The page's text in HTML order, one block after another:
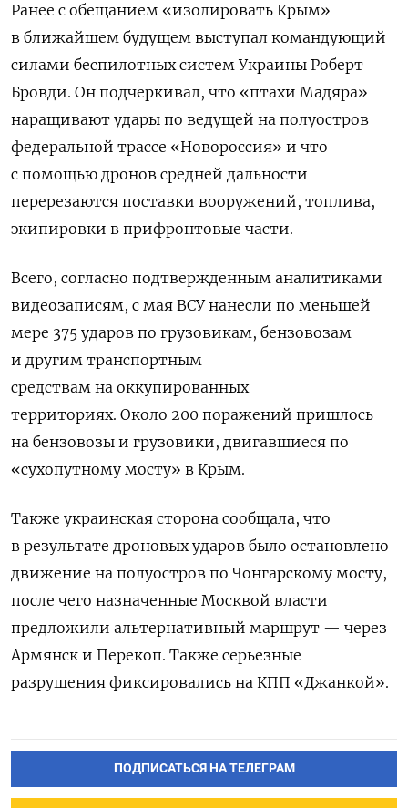
Ранее с обещанием «изолировать Крым»
в ближайшем будущем выступал командующий
силами беспилотных систем Украины Роберт
Бровди. Он подчеркивал, что «птахи Мадяра»
наращивают удары по ведущей на полуостров
федеральной трассе «Новороссия» и что
с помощью дронов средней дальности
перерезаются поставки вооружений, топлива,
экипировки в прифронтовые части.
Всего, согласно подтвержденным аналитиками
видеозаписям, с мая ВСУ нанесли по меньшей
мере 375 ударов по грузовикам, бензовозам
и другим транспортным
средствам на оккупированных
территориях. Около 200 поражений пришлось
на бензовозы и грузовики, двигавшиеся по
«сухопутному мосту» в Крым.
Также украинская сторона сообщала, что
в результате дроновых ударов было остановлено
движение на полуостров по Чонгарскому мосту,
после чего назначенные Москвой власти
предложили альтернативный маршрут — через
Армянск и Перекоп. Также серьезные
разрушения фиксировались на КПП «Джанкой».
ПОДПИСАТЬСЯ НА ТЕЛЕГРАМ